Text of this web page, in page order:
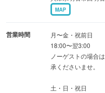
MAP
営業時間
月〜金・祝前日
18:00〜翌3:00
ノーゲストの場合
承くださいませ。
土・日・祝日